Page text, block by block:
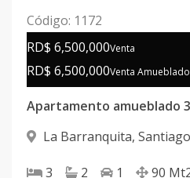
Código: 1172
RD$ 6,500,000Venta
RD$ 6,500,000Venta Amueblado
Apartamento amueblado
La Barranquita, Santiago
3 2 1 90